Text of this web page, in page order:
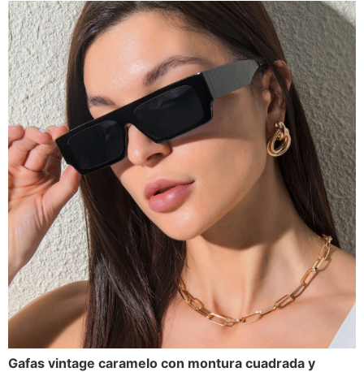
Gafas vintage caramelo con montura cuadrada y